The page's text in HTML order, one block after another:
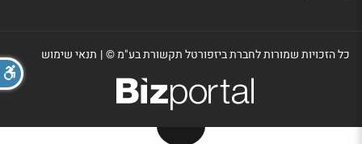
כל הזכויות שמורות לחברת ביזפורטל תקשורת בע"מ ©| תנאי שימוש